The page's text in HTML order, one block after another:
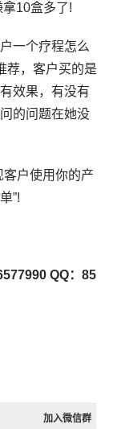
10盒多了!
一个疗程怎么
荐，客户买的是
效果，有没有
的问题在她没
客户使用你的产
”!
QQ：85
加入微信群